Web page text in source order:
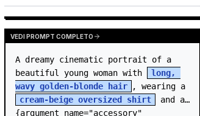
VEDI PROMPT COMPLETO
A dreamy cinematic portrait of a
beautiful young woman with
long,
wavy golden-blonde hair
, wearing a
cream-beige oversized shirt
and a
{argument name="accessory"